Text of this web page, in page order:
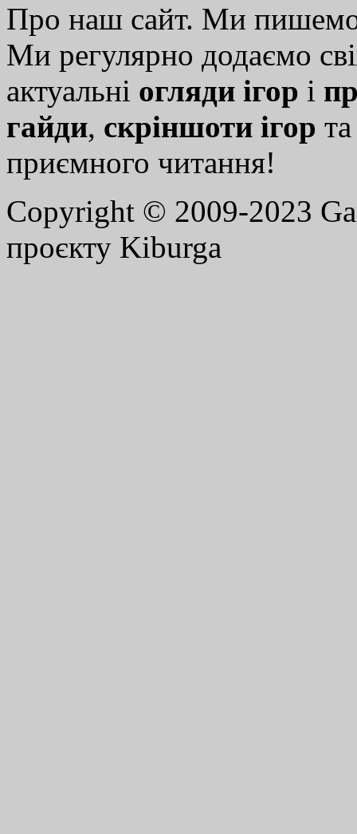
Про наш сайт. Ми
Ми регулярно додаємо
актуальні огляди ігор і
гайди, скріншоти ігор
приємного читання!
Copyright © 2009-2023
проєкту Kiburga